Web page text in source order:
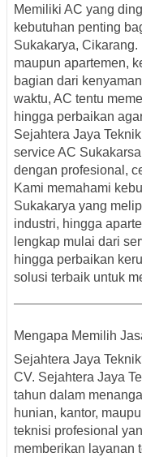
Memiliki AC yang
kebutuhan penting
Sukakarya, Cikarang.
maupun apartemen,
bagian dari
waktu, AC tentu
hingga perbaikan
Sejahtera Jaya
service AC
dengan profesional,
Kami memahami
Sukakarya yang
industri, hingga
lengkap mulai dari
hingga perbaikan
solusi terbaik untuk
Mengapa Memilih
Sejahtera Jaya
CV. Sejahtera Jaya
tahun dalam
hunian, kantor,
teknisi profesional
memberikan layanan